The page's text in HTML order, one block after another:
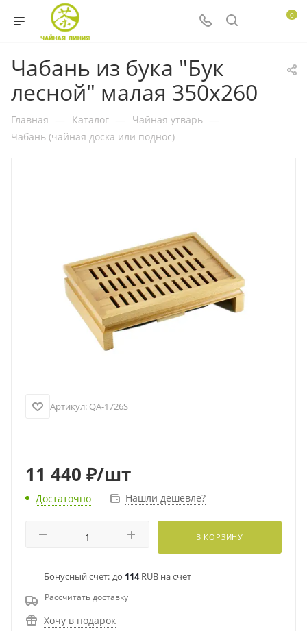
0
Чабань из бука "Бук
лесной" малая 350х260
Главная — Каталог — Чайная утварь —
Чабань (чайная доска или поднос)
Артикул: QA-1726S
11 440 ₽/шт
Достаточно Нашли дешевле?
В КОРЗИНУ
Бонусный счет: до 114RUB на счет
Рассчитать доставку
Хочу в подарок